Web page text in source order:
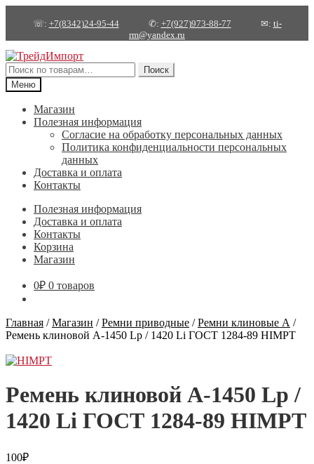
☏: +7(8342)24-95-44✆: +7(927)973-88-77 ✉: ti-
rm@yandex.ru
Перейти
к
навигации
Перейти
к
содержимому
Искать:
Поиск
Меню
Магазин
Полезная информация
Согласие на обработку персональных данных
Политика конфиденциальности персональных
данных
Доставка и оплата
Контакты
Полезная информация
Доставка и оплата
Контакты
Корзина
Магазин
0₽ 0 товаров
Главная /Магазин /Ремни приводные /Ремни клиновые А /
Ремень клиновой А-1450 Lp / 1420 Li ГОСТ 1284-89 HIMPT
Ремень клиновой А-1450 Lp /
1420 Li ГОСТ 1284-89 HIMPT
100₽